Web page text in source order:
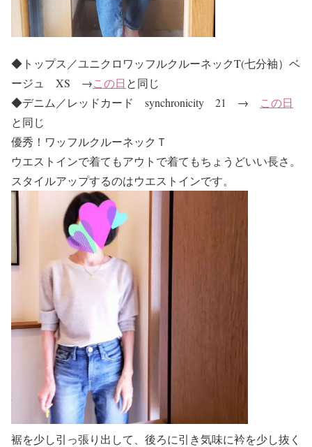
◆トップス／ユニクロワッフルクルーネックT(七分袖）ベ
ージュ XS →この日と同じ
◆デニム／レッドカード synchronicity 21 → この日
と同じ
優秀！ワッフルクルーネックＴ
ウエストインで着てもアウトで着てもちょうどいい長さ。
スタイルアップするのはウエストインです。
裾を少し引っ張り出して、後ろに引き気味に衿を少し抜く